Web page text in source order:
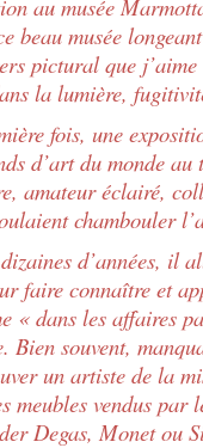
au musée
beau musée
pictural que
la lumière,
fois, une
d’art du monde
amateur éclairé,
chambouler
d’années, il
faire connaître et
« dans les affaires
Bien souvent,
un artiste de la
meubles vendus
Degas, Monet ou